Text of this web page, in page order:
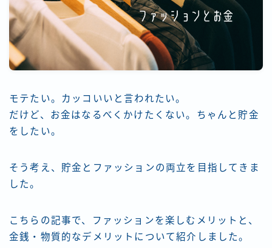
ビリヤード
モテたい。カッコいいと言われたい。
だけど、お金はなるべくかけたくない。ちゃんと貯金
をしたい。
そう考え、貯金とファッションの両立を目指してきま
した。
こちらの記事で、ファッションを楽しむメリットと、
金銭・物質的なデメリットについて紹介しました。